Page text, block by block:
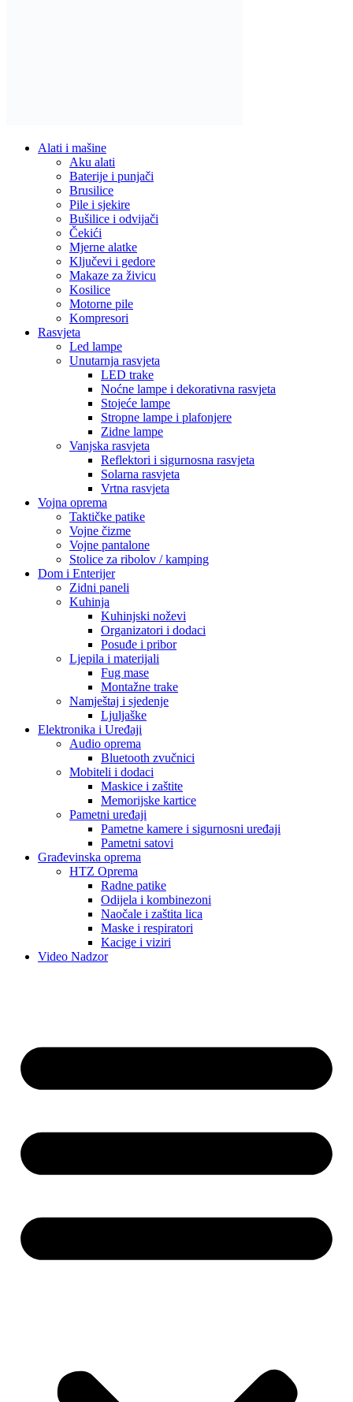
Alati i mašine
Aku alati
Baterije i punjači
Brusilice
Pile i sjekire
Bušilice i odvijači
Čekići
Mjerne alatke
Ključevi i gedore
Makaze za živicu
Kosilice
Motorne pile
Kompresori
Rasvjeta
Led lampe
Unutarnja rasvjeta
LED trake
Noćne lampe i dekorativna rasvjeta
Stojeće lampe
Stropne lampe i plafonjere
Zidne lampe
Vanjska rasvjeta
Reflektori i sigurnosna rasvjeta
Solarna rasvjeta
Vrtna rasvjeta
Vojna oprema
Taktičke patike
Vojne čizme
Vojne pantalone
Stolice za ribolov / kamping
Dom i Enterijer
Zidni paneli
Kuhinja
Kuhinjski noževi
Organizatori i dodaci
Posuđe i pribor
Ljepila i materijali
Fug mase
Montažne trake
Namještaj i sjedenje
Ljuljaške
Elektronika i Uređaji
Audio oprema
Bluetooth zvučnici
Mobiteli i dodaci
Maskice i zaštite
Memorijske kartice
Pametni uređaji
Pametne kamere i sigurnosni uređaji
Pametni satovi
Građevinska oprema
HTZ Oprema
Radne patike
Odijela i kombinezoni
Naočale i zaštita lica
Maske i respiratori
Kacige i viziri
Video Nadzor